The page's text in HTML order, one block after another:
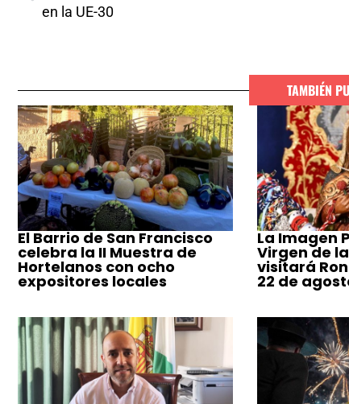
en la UE-30
TAMBIÉN
El Barrio de San Francisco
celebra la II Muestra de
Hortelanos con ocho
expositores locales
La Imagen
Virgen de
visitará
22 de